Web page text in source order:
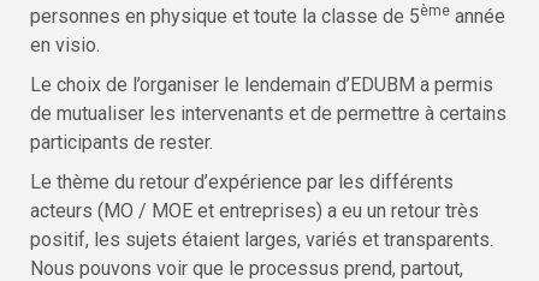
personnes en physique et toute la classe de 5ème année
en visio.
Le choix de l’organiser le lendemain d’EDUBM a permis
de mutualiser les intervenants et de permettre à certains
participants de rester.
Le thème du retour d’expérience par les différents
acteurs (MO / MOE et entreprises) a eu un retour très
positif, les sujets étaient larges, variés et transparents.
Nous pouvons voir que le processus prend, partout,